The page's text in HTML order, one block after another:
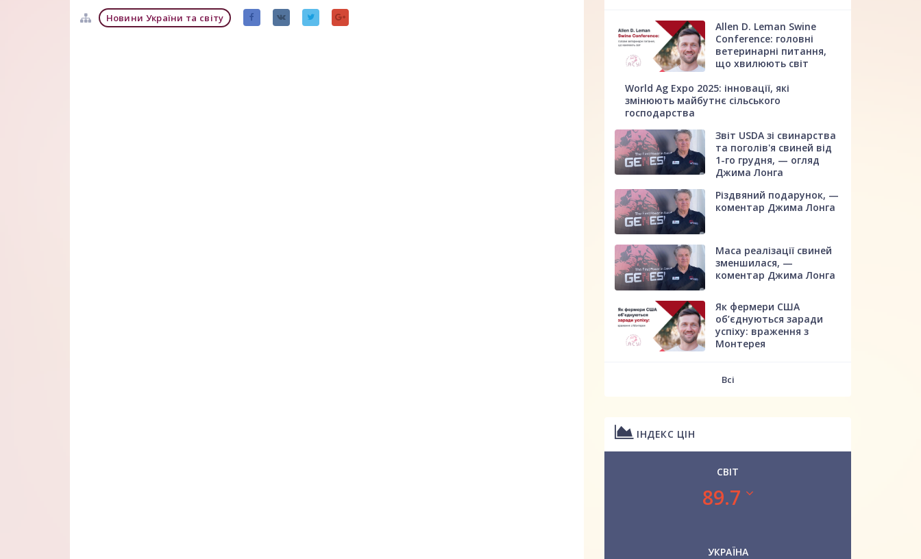
Новини України та світу
Allen D. Leman Swine
Conference: головні
ветеринарні питання,
що хвилюють світ
World Ag Expo 2025: інновації, які
змінюють майбутнє сільського
господарства
Звіт USDA зі свинарства
та поголів'я свиней від
1-го грудня, — огляд
Джима Лонга
Різдвяний подарунок, —
коментар Джима Лонга
Маса реалізації свиней
зменшилася, —
коментар Джима Лонга
Як фермери США
об’єднуються заради
успіху: враження з
Монтерея
Всі
ІНДЕКС ЦІН
СВІТ
89.7
УКРАЇНА